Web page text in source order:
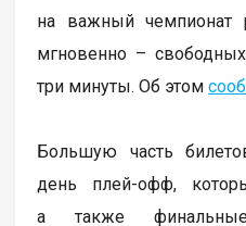
на важный чемпионат
мгновенно –
три минуты. Об этом
Большую часть
день плей-офф,
а также